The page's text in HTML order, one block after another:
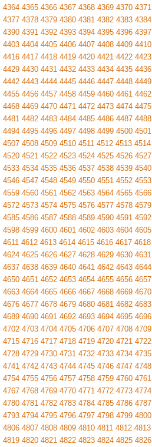
4364 4365 4366 4367 4368 4369 4370 4371
4377 4378 4379 4380 4381 4382 4383 4384
4390 4391 4392 4393 4394 4395 4396 4397
4403 4404 4405 4406 4407 4408 4409 4410
4416 4417 4418 4419 4420 4421 4422 4423
4429 4430 4431 4432 4433 4434 4435 4436
4442 4443 4444 4445 4446 4447 4448 4449
4455 4456 4457 4458 4459 4460 4461 4462
4468 4469 4470 4471 4472 4473 4474 4475
4481 4482 4483 4484 4485 4486 4487 4488
4494 4495 4496 4497 4498 4499 4500 4501
4507 4508 4509 4510 4511 4512 4513 4514
4520 4521 4522 4523 4524 4525 4526 4527
4533 4534 4535 4536 4537 4538 4539 4540
4546 4547 4548 4549 4550 4551 4552 4553
4559 4560 4561 4562 4563 4564 4565 4566
4572 4573 4574 4575 4576 4577 4578 4579
4585 4586 4587 4588 4589 4590 4591 4592
4598 4599 4600 4601 4602 4603 4604 4605
4611 4612 4613 4614 4615 4616 4617 4618
4624 4625 4626 4627 4628 4629 4630 4631
4637 4638 4639 4640 4641 4642 4643 4644
4650 4651 4652 4653 4654 4655 4656 4657
4663 4664 4665 4666 4667 4668 4669 4670
4676 4677 4678 4679 4680 4681 4682 4683
4689 4690 4691 4692 4693 4694 4695 4696
4702 4703 4704 4705 4706 4707 4708 4709
4715 4716 4717 4718 4719 4720 4721 4722
4728 4729 4730 4731 4732 4733 4734 4735
4741 4742 4743 4744 4745 4746 4747 4748
4754 4755 4756 4757 4758 4759 4760 4761
4767 4768 4769 4770 4771 4772 4773 4774
4780 4781 4782 4783 4784 4785 4786 4787
4793 4794 4795 4796 4797 4798 4799 4800
4806 4807 4808 4809 4810 4811 4812 4813
4819 4820 4821 4822 4823 4824 4825 4826